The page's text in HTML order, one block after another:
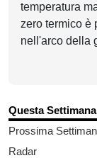
temperatura
zero termico è
nell'arco della
Questa Settimana
Prossima
Radar